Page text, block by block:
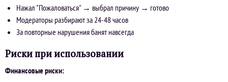
Нажал "Пожаловаться" → выбрал причину → готово
Модераторы разбирают за 24-48 часов
За повторные нарушения банят навсегда
Риски при использовании
Финансовые риски: